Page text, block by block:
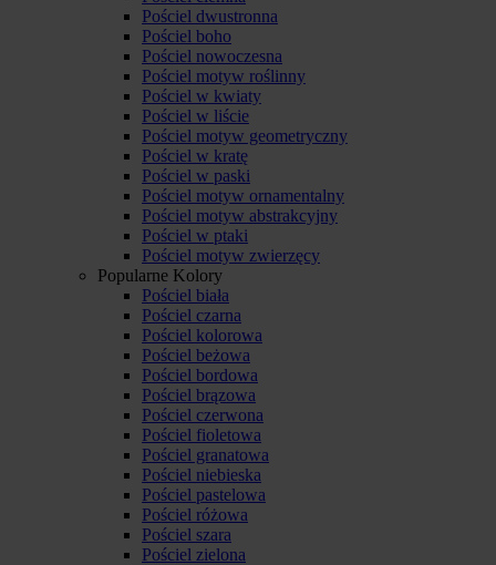
Pościel dwustronna
Pościel boho
Pościel nowoczesna
Pościel motyw roślinny
Pościel w kwiaty
Pościel w liście
Pościel motyw geometryczny
Pościel w kratę
Pościel w paski
Pościel motyw ornamentalny
Pościel motyw abstrakcyjny
Pościel w ptaki
Pościel motyw zwierzęcy
Popularne Kolory
Pościel biała
Pościel czarna
Pościel kolorowa
Pościel beżowa
Pościel bordowa
Pościel brązowa
Pościel czerwona
Pościel fioletowa
Pościel granatowa
Pościel niebieska
Pościel pastelowa
Pościel różowa
Pościel szara
Pościel zielona